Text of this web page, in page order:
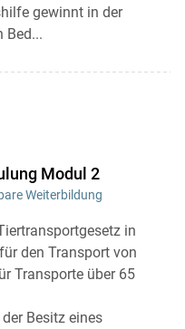
gewinnt in der
Bed...
Modul 2
Weiterbildung
in
den Transport von
Transporte über 65
Besitz eines